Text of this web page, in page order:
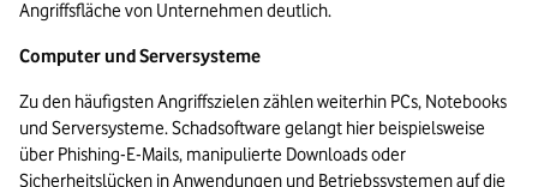
Angriffsfläche von Unternehmen deutlich.
Computer und Serversysteme
Zu den häufigsten Angriffszielen zählen weiterhin PCs, Notebooks
und Serversysteme. Schadsoftware gelangt hier beispielsweise
über Phishing-E-Mails, manipulierte Downloads oder
Sicherheitslücken in Anwendungen und Betriebssystemen auf die